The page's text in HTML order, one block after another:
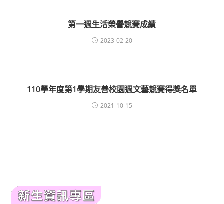
第一週生活榮譽競賽成績
2023-02-20
110學年度第1學期友善校園週文藝競賽得獎名單
2021-10-15